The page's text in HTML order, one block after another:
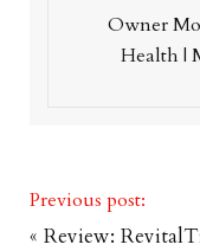
Owner
Health |
Previous post:
« Review: